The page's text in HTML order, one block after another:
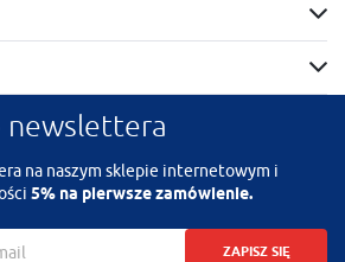
newslettera
na naszym sklepie internetowym i
5% na pierwsze zamówienie.
ZAPISZ SIĘ